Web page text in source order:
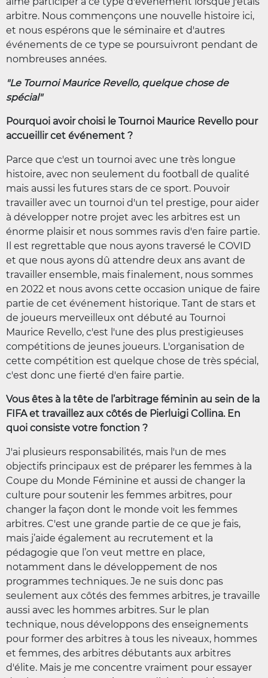
arbitre. Nous commençons une nouvelle histoire ici,
et nous espérons que le séminaire et d'autres
événements de ce type se poursuivront pendant de
nombreuses années.
"Le Tournoi Maurice Revello, quelque chose de
spécial"
Pourquoi avoir choisi le Tournoi Maurice Revello pour
accueillir cet événement ?
Parce que c'est un tournoi avec une très longue
histoire, avec non seulement du football de qualité
mais aussi les futures stars de ce sport. Pouvoir
travailler avec un tournoi d'un tel prestige, pour aider
à développer notre projet avec les arbitres est un
énorme plaisir et nous sommes ravis d'en faire partie.
Il est regrettable que nous ayons traversé le COVID
et que nous ayons dû attendre deux ans avant de
travailler ensemble, mais finalement, nous sommes
en 2022 et nous avons cette occasion unique de faire
partie de cet événement historique. Tant de stars et
de joueurs merveilleux ont débuté au Tournoi
Maurice Revello, c'est l'une des plus prestigieuses
compétitions de jeunes joueurs. L'organisation de
cette compétition est quelque chose de très spécial,
c'est donc une fierté d'en faire partie.
Vous êtes à la tête de l’arbitrage féminin au sein de la
FIFA et travaillez aux côtés de Pierluigi Collina. En
quoi consiste votre fonction ?
J'ai plusieurs responsabilités, mais l'un de mes
objectifs principaux est de préparer les femmes à la
Coupe du Monde Féminine et aussi de changer la
culture pour soutenir les femmes arbitres, pour
changer la façon dont le monde voit les femmes
arbitres. C'est une grande partie de ce que je fais,
mais j’aide également au recrutement et la
pédagogie que l’on veut mettre en place,
notamment dans le développement de nos
programmes techniques. Je ne suis donc pas
seulement aux côtés des femmes arbitres, je travaille
aussi avec les hommes arbitres. Sur le plan
technique, nous développons des enseignements
pour former des arbitres à tous les niveaux, hommes
et femmes, des arbitres débutants aux arbitres
d'élite. Mais je me concentre vraiment pour essayer